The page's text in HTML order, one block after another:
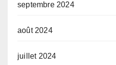
septembre 2024
août 2024
juillet 2024